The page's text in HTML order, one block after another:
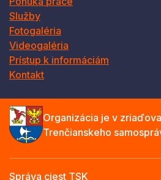
Služby
Fotogaléria
Videogaléria
Prístup k informáciám
Kontakt
Organizácia je v
Trenčianskeho
Správa ciest TSK